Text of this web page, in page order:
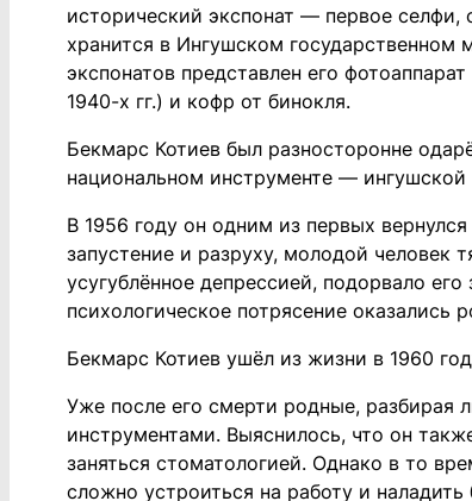
исторический экспонат — первое
хранится в Ингушском
экспонатов представлен его
1940-х гг.) и кофр от бинокля.
Бекмарс Котиев был разносторонне
национальном инструменте —
В 1956 году он одним из первых
запустение и разруху, молодой человек
усугублённое депрессией, подорвало
психологическое потрясение оказались
Бекмарс Котиев ушёл из жизни в 1960
Уже после его смерти родные,
инструментами. Выяснилось, что он
заняться стоматологией. Однако в то
сложно устроиться на работу и наладить